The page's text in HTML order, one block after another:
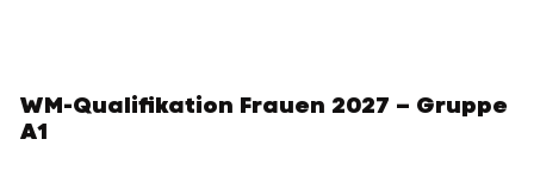
WM-Qualifikation Frauen 2027 – Gruppe
A1